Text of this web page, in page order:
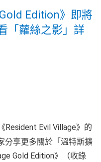
Edition》即將
「蘿絲之影」詳
Resident Evil Village》的
分享更多關於「溫特斯擴
Gold Edition》（收錄